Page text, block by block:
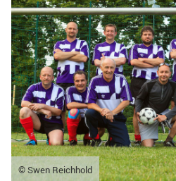
© Swen Reichhold